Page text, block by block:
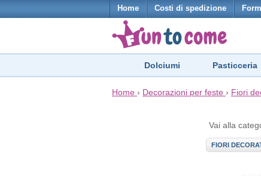
Home Costi di spedizione
Dolciumi Pasticceria
Home › Decorazioni per feste › Fiori
Vai alla
FIORI